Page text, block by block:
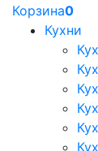
Корзина0
Кухни